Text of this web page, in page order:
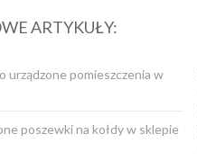
ARTYKUŁY:
urządzone pomieszczenia w
poszewki na kołdy w sklepie